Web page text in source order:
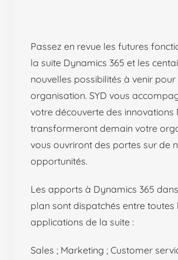
Passez en revue les futures
la suite Dynamics 365 et les
nouvelles possibilités à venir pour
organisation. SYD vous
votre découverte des innovations
transformeront demain votre
vous ouvriront des portes sur de
opportunités.
Les apports à Dynamics 365
plan sont dispatchés entre toutes
applications de la suite :
Sales ; Marketing ; Customer